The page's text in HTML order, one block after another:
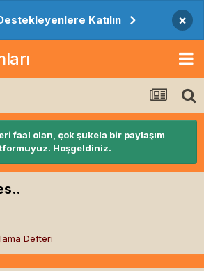
Katılın ×
faal olan, çok şukela bir paylaşım
Hoşgeldiniz.
Defteri